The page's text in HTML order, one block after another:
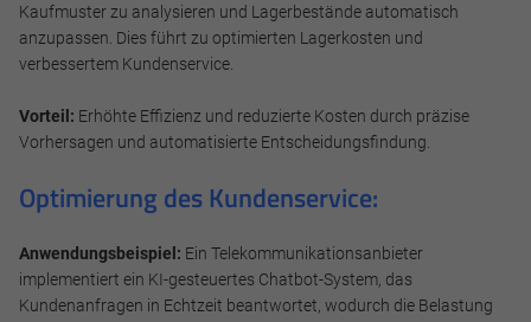
Kaufmuster zu analysieren und Lagerbestände automatisch
anzupassen. Dies führt zu optimierten Lagerkosten und
verbessertem Kundenservice.
Vorteil: Erhöhte Effizienz und reduzierte Kosten durch präzise
Vorhersagen und automatisierte Entscheidungsfindung.
Optimierung des Kundenservice:
Anwendungsbeispiel: Ein Telekommunikationsanbieter
implementiert ein KI-gesteuertes Chatbot-System, das
Kundenanfragen in Echtzeit beantwortet, wodurch die Belastung
Notwendig
und helfen dabei, unsere Website nutzbar zu machen sowie
Cookie Informationen anzeigen